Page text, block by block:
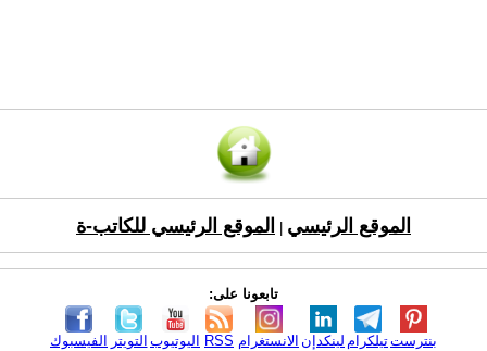
الموقع الرئيسي الموقع الرئيسي للكاتب-ة
تابعونا على:
الفيسبوك التويتر اليوتيوب RSS الانستغرام لينكدإن تيلكرامبنترست